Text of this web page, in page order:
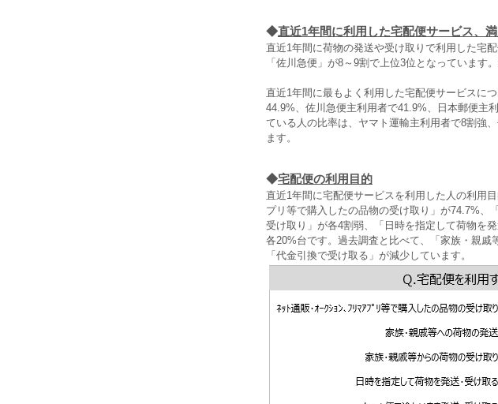
◆直近1年間に利用した宅配便サービス、
直近1年間に荷物の発送や受け取りで利用した宅
「佐川急便」が8～9割で上位3位となっています
直近1年間に最もよく利用した宅配便サービスに
44.9%、佐川急便主利用者で41.9%、日本郵便主
ている人の比率は、ヤマト運輸主利用者で8割強
ます。
◆宅配便の利用目的
直近1年間に宅配便サービスを利用した人の利用
プリ等で購入したの品物の受け取り」が74.7%、
受け取り」が各4割弱、「日時を指定して荷物を
各20%台です。過去調査と比べて、「家族・親戚
「代金引換で受け取る」が減少しています。